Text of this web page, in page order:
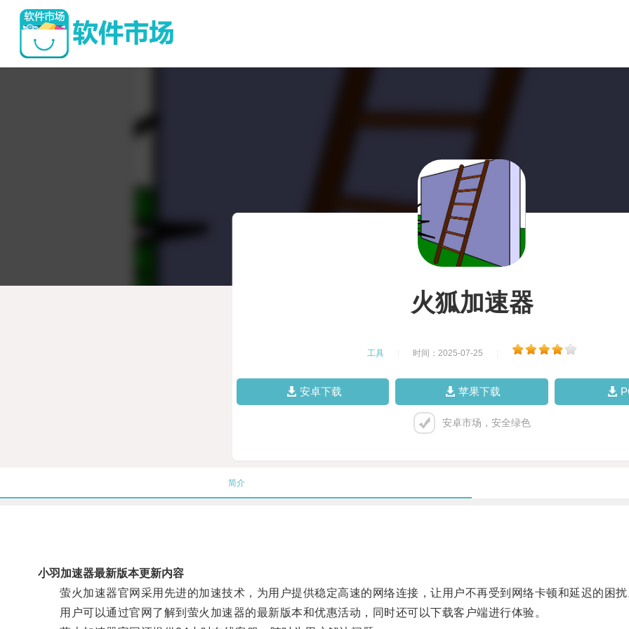
火狐加速器
工具 时间：2025-07-25
安卓下载 苹果下载
安卓市场，安全绿色
简介
小羽加速器最新版本更新内容
萤火加速器官网采用先进的加速技术，为用户提供稳定高速的网络连接，让用户不再受到网络卡顿和延迟的困扰
用户可以通过官网了解到萤火加速器的最新版本和优惠活动，同时还可以下载客户端进行体验。